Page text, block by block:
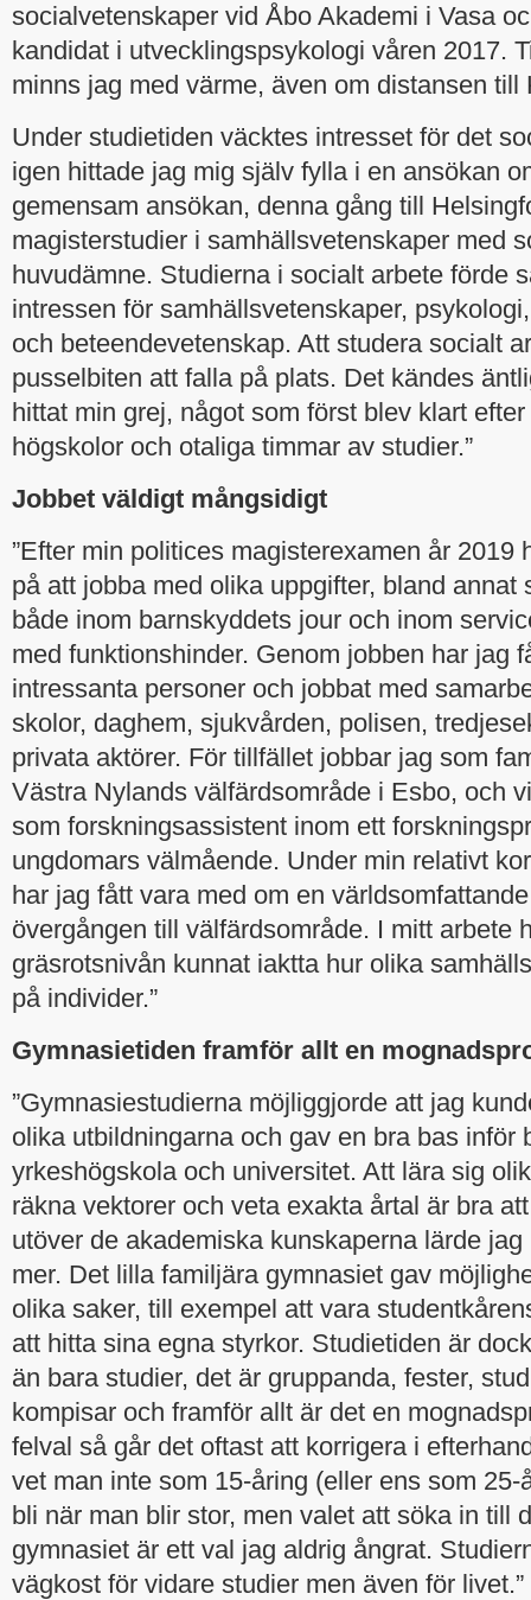
socialvetenskaper vid Åbo Akademi i Vasa
kandidat i utvecklingspsykologi våren 2017.
minns jag med värme, även om distansen till
Under studietiden väcktes intresset för det
igen hittade jag mig själv fylla i en ansökan
gemensam ansökan, denna gång till
magisterstudier i samhällsvetenskaper med
huvudämne. Studierna i socialt arbete förde
intressen för samhällsvetenskaper,
och beteendevetenskap. Att studera socialt
pusselbiten att falla på plats. Det kändes
hittat min grej, något som först blev klart
högskolor och otaliga timmar av studier.”
Jobbet väldigt mångsidigt
”Efter min politices magisterexamen år 2019
på att jobba med olika uppgifter, bland annat
både inom barnskyddets jour och inom
med funktionshinder. Genom jobben har jag
intressanta personer och jobbat med
skolor, daghem, sjukvården, polisen,
privata aktörer. För tillfället jobbar jag som
Västra Nylands välfärdsområde i Esbo, och
som forskningsassistent inom ett
ungdomars välmående. Under min relativt
har jag fått vara med om en
övergången till välfärdsområde. I mitt arbete
gräsrotsnivån kunnat iaktta hur olika
på individer.”
Gymnasietiden framför allt en
”Gymnasiestudierna möjliggjorde att jag
olika utbildningarna och gav en bra bas inför
yrkeshögskola och universitet. Att lära sig
räkna vektorer och veta exakta årtal är bra
utöver de akademiska kunskaperna lärde
mer. Det lilla familjära gymnasiet gav
olika saker, till exempel att vara
att hitta sina egna styrkor. Studietiden är
än bara studier, det är gruppanda, fester,
kompisar och framför allt är det en
felval så går det oftast att korrigera i
vet man inte som 15-åring (eller ens som 25-
bli när man blir stor, men valet att söka in till
gymnasiet är ett val jag aldrig ångrat.
vägkost för vidare studier men även för livet.”